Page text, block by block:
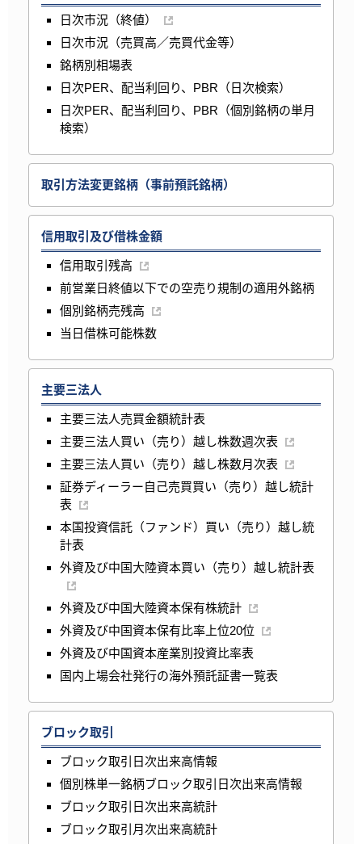
日次市況（終値）
日次市況（売買高／売買代金等）
銘柄別相場表
日次PER、配当利回り、PBR（日次検索）
日次PER、配当利回り、PBR（個別銘柄の単月
検索）
取引方法変更銘柄（事前預託銘柄）
信用取引及び借株金額
信用取引残高
前営業日終値以下での空売り規制の適用外銘柄
個別銘柄売残高
当日借株可能株数
主要三法人
主要三法人売買金額統計表
主要三法人買い（売り）越し株数週次表
主要三法人買い（売り）越し株数月次表
証券ディーラー自己売買買い（売り）越し統計
表
本国投資信託（ファンド）買い（売り）越し統
計表
外資及び中国大陸資本買い（売り）越し統計表
外資及び中国大陸資本保有株統計
外資及び中国資本保有比率上位20位
外資及び中国資本産業別投資比率表
国内上場会社発行の海外預託証書一覧表
ブロック取引
ブロック取引日次出来高情報
個別株単一銘柄ブロック取引日次出来高情報
ブロック取引日次出来高統計
ブロック取引月次出来高統計